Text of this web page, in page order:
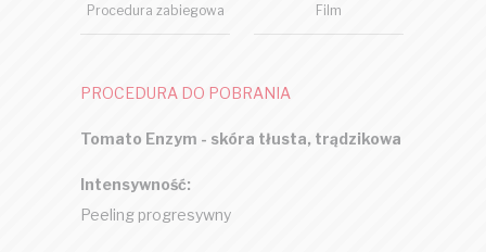
Procedura zabiegowa Film
PROCEDURA DO POBRANIA
Tomato Enzym - skóra tłusta, trądzikowa
Intensywność:
Peeling progresywny